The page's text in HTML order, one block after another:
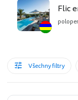
Flic
Všechny filtry